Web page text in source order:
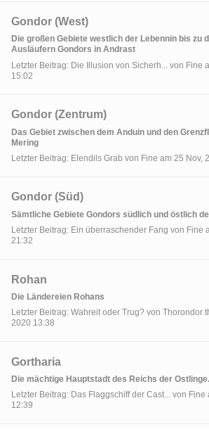
Gondor (West)
Die großen Gebiete westlich der Lebennin bis zu
Ausläufern Gondors in Andrast
Letzter Beitrag: Die Illusion von Sicherh... von Fine
15:02
Gondor (Zentrum)
Das Gebiet zwischen dem Anduin und den
Mering
Letzter Beitrag: Elendils Grab von Fine am 25 Nov,
Gondor (Süd)
Sämtliche Gebiete Gondors südlich und östlich
Letzter Beitrag: Ein überraschender Fang von Fine
21:32
Rohan
Die Ländereien Rohans
Letzter Beitrag: Wahreit oder Trug? von Thorondor
2020 13:38
Gortharia
Die mächtige Hauptstadt des Reichs der Ostlinge.
Letzter Beitrag: Das Flaggschiff der Cast... von Fine
12:39